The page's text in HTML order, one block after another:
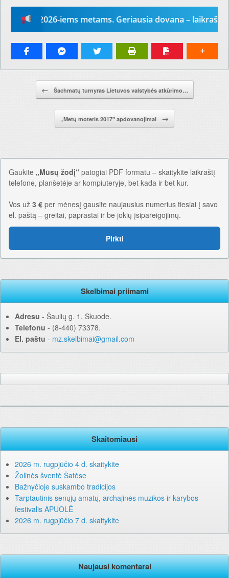
2026-iems metams. Geriausia dovana – laikraštis!
Pranešimo navigacija.
← Šachmatų turnyras Lietuvos valstybės atkūrimo…
„Metų moteris 2017″ apdovanojimai →
Gaukite „Mūsų žodį“ patogiai PDF formatu – skaitykite laikraštį
telefone, planšetėje ar kompiuteryje, bet kada ir bet kur.
Vos už 3 € per mėnesį gausite naujausius numerius tiesiai į savo
el. paštą – greitai, paprastai ir be jokių įsipareigojimų.
Pirkti
Skelbimai priimami
Adresu ‐ Šaulių g. 1, Skuode.
Telefonu ‐ (8-440) 73378.
El. paštu ‐ mz.skelbimai@gmail.com
Skaitomiausi
2026 m. rugpjūčio 4 d. skaitykite
Žolinės šventė Šatėse
Bažnyčioje suskambo tradicijos
Tarptautinis senųjų amatų, archajinės muzikos ir karybos
festivalis APUOLĖ
2026 m. rugpjūčio 7 d. skaitykite
Naujausi komentarai